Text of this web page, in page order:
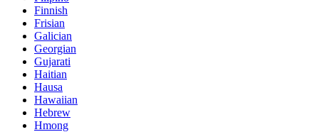
Finnish
Frisian
Galician
Georgian
Gujarati
Haitian
Hausa
Hawaiian
Hebrew
Hmong